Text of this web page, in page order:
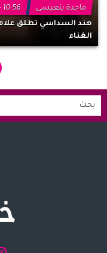
ماجدة بنعيسى
10:56 - 13 أغسطس 2022
هند السداسي تطلق
الغناء